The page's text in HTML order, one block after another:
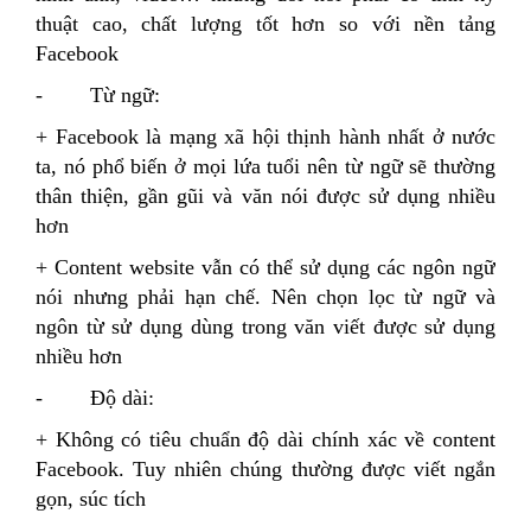
thuật cao, chất lượng tốt hơn so với nền tảng
Facebook
- Từ ngữ:
+ Facebook là mạng xã hội thịnh hành nhất ở nước
ta, nó phổ biến ở mọi lứa tuổi nên từ ngữ sẽ thường
thân thiện, gần gũi và văn nói được sử dụng nhiều
hơn
+ Content website vẫn có thể sử dụng các ngôn ngữ
nói nhưng phải hạn chế. Nên chọn lọc từ ngữ và
ngôn từ sử dụng dùng trong văn viết được sử dụng
nhiều hơn
- Độ dài:
+ Không có tiêu chuẩn độ dài chính xác về content
Facebook. Tuy nhiên chúng thường được viết ngắn
gọn, súc tích